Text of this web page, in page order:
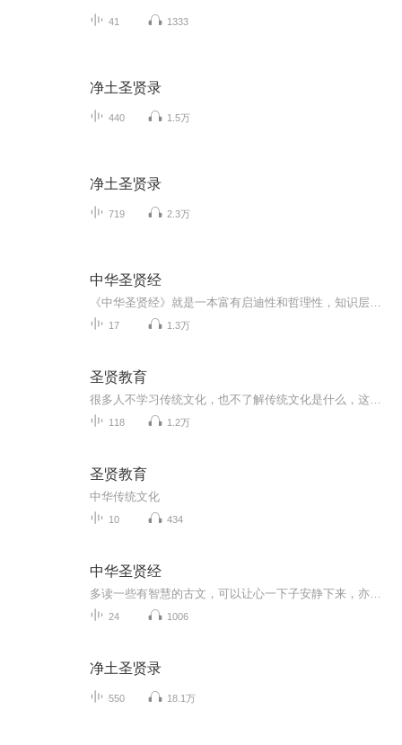
41 1333
净土圣贤录
440 1.5万
净土圣贤录
719 2.3万
中华圣贤经
17 1.3万
圣贤教育
118 1.2万
圣贤教育
中华传统文化
10 434
中华圣贤经
24 1006
净土圣贤录
550 18.1万